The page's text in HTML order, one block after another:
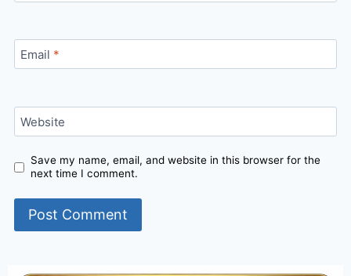
Email *
Website
Save my name, email, and website in this browser for the
next time I comment.